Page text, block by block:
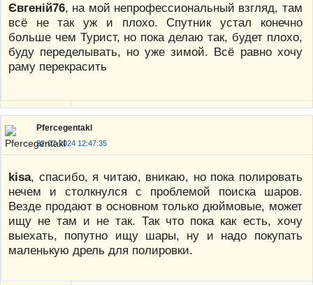
Євгеній76, на мой непрофессиональный взгляд, там
всё не так уж и плохо. Спутник устал конечно
больше чем Турист, но пока делаю так, будет плохо,
буду переделывать, но уже зимой. Всё равно хочу
раму перекрасить
Pfercegentakl
22-07-2024 12:47:35
kisa, спасибо, я читаю, вникаю, но пока полировать
нечем и столкнулся с проблемой поиска шаров.
Везде продают в основном только дюймовые, может
ищу не там и не так. Так что пока как есть, хочу
выехать, попутно ищу шары, ну и надо покупать
маленькую дрель для полировки.